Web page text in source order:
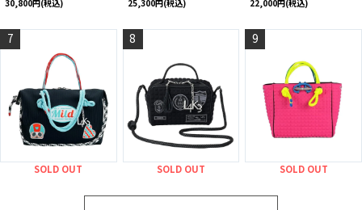
30,800円(税込) 25,300円(税込) 22,000円(税込)
7
SOLD OUT
8
SOLD OUT
9
SOLD OUT